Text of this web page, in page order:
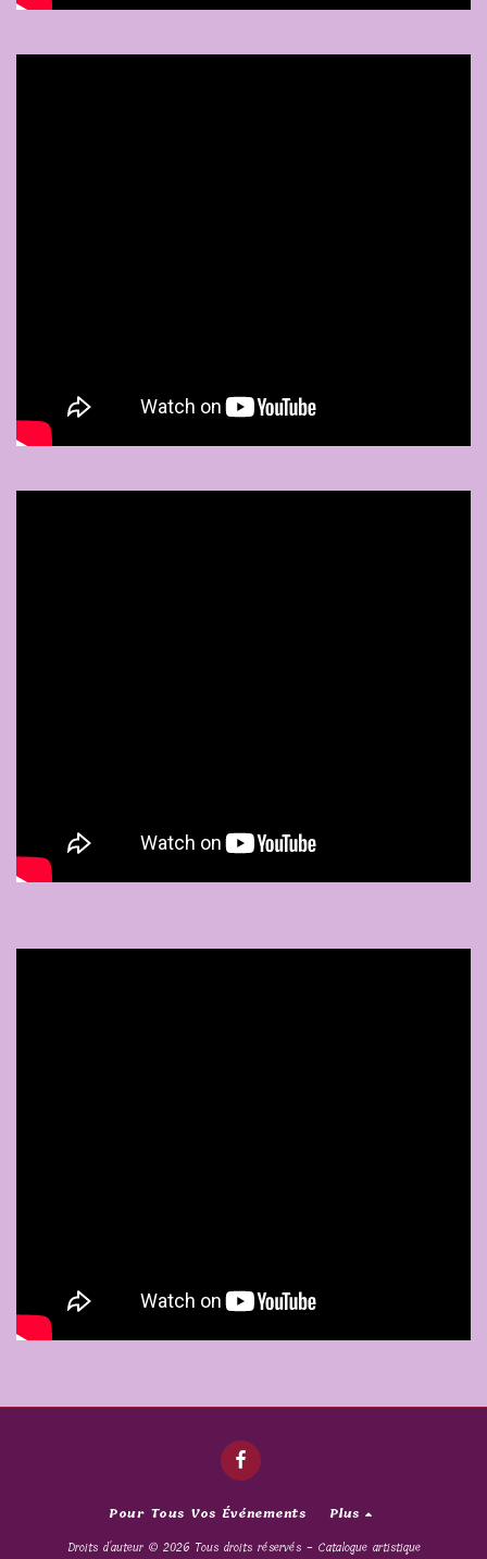
Pour Tous Vos Événements
Plus
Droits d'auteur © 2026 Tous droits réservés - Catalogue artistique